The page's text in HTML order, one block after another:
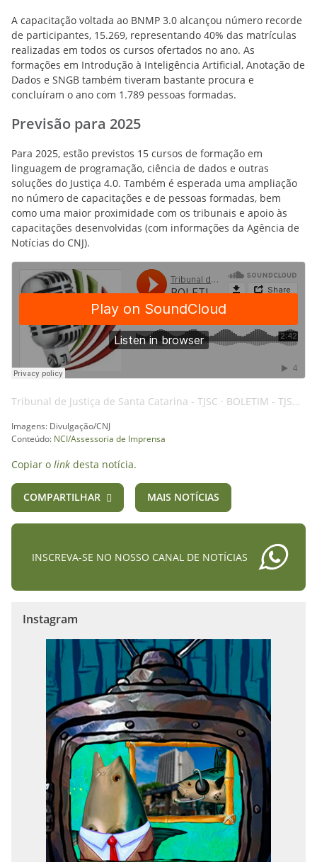
A capacitação voltada ao BNMP 3.0 alcançou número recorde
de participantes, 15.269, representando 40% das matrículas
realizadas em todos os cursos ofertados no ano. As
formações em Introdução à Inteligência Artificial, Anotação de
Dados e SNGB também tiveram bastante procura e
concluíram o ano com 1.789 pessoas formadas.
Previsão para 2025
Para 2025, estão previstos 15 cursos de formação em
linguagem de programação, ciência de dados e outras
soluções do Justiça 4.0. Também é esperada uma ampliação
no número de capacitações e de pessoas formadas, bem
como uma maior proximidade com os tribunais e apoio às
capacitações desenvolvidas (com informações da Agência de
Notícias do CNJ).
Tribunal de Justiça de Santa Catarina - TJSC · BOLETIM - TJSC - 15JAN25 - DESTAQUE - AI
Imagens: Divulgação/CNJ
Conteúdo: NCI/Assessoria de Imprensa
Copiar o link desta notícia.
COMPARTILHAR MAIS NOTÍCIAS
INSCREVA-SE NO NOSSO CANAL DE NOTÍCIAS
Instagram